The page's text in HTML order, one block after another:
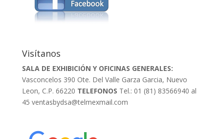
Visítanos
SALA DE EXHIBICIÓN Y OFICINAS GENERALES:
Vasconcelos 390 Ote. Del Valle Garza Garcia, Nuevo
Leon, C.P. 66220 TELEFONOS Tel.: 01 (81) 83566940 al
45 ventasbydsa@telmexmail.com